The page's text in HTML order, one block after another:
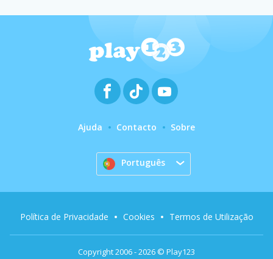
Ajuda Contacto Sobre
Português
Copyright 2006 - 2026 © Play123
Política de Privacidade Cookies Termos de Utilização